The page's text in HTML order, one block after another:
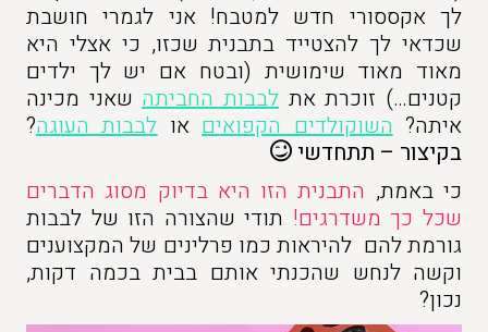
לך אקססורי חדש למטבח! אני לגמרי חושבת
שכדאי לך להצטייד בתבנית שכזו, כי אצלי היא
מאוד מאוד שימושית (ובטח אם יש לך ילדים
קטנים…) זוכרת את לבבות החביתה שאני מכינה
איתה? השוקולדים הקפואים או לבבות העוגה?
בקיצור – תתחדשי
כי באמת, התבנית הזו היא בדיוק מסוג הדברים
שכל כך משדרגים! תודי שהצורה הזו של לבבות
גורמת להם להיראות כמו פרלינים של המקצוענים
וקשה לנחש שהכנתי אותם בבית בכמה דקות,
נכון?